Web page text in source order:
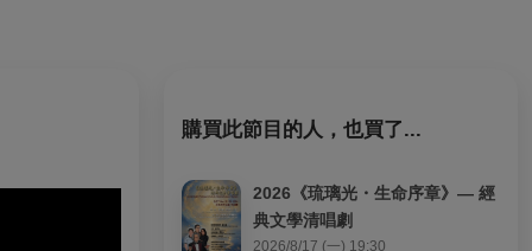
購買此節目的人，也買了...
2026《琉璃光・生命序章》— 經
典文學清唱劇
2026/8/17 (一) 19:30